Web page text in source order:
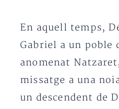
En aquell temps,
Gabriel a un poble
anomenat
missatge a una
un descendent de